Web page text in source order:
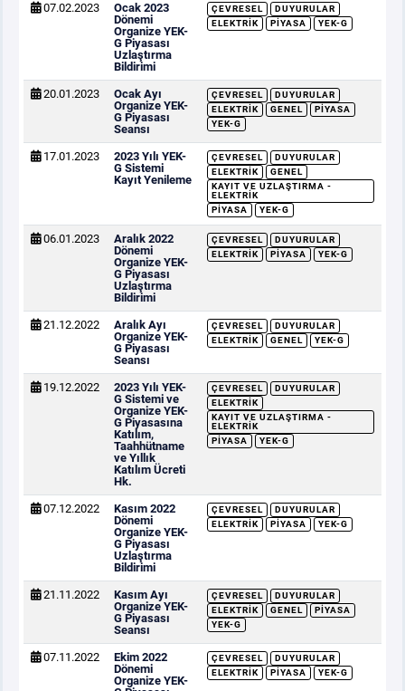
07.02.2023
Ocak 2023
Dönemi
Organize YEK-
G Piyasası
Uzlaştırma
Bildirimi
ÇEVRESEL
DUYURULAR
ELEKTRIK
PIYASA YEK-G
20.01.2023
Ocak Ayı
Organize YEK-
G Piyasası
Seansı
ÇEVRESEL
DUYURULAR
ELEKTRIK
GENEL
PIYASA
YEK-G
17.01.2023
2023 Yılı YEK-
G Sistemi
Kayıt Yenileme
ÇEVRESEL
DUYURULAR
ELEKTRIK
GENEL
KAYIT VE UZLAŞTIRMA -
ELEKTRIK
PIYASA
YEK-G
06.01.2023
Aralık 2022
Dönemi
Organize YEK-
G Piyasası
Uzlaştırma
Bildirimi
ÇEVRESEL
DUYURULAR
ELEKTRIK
PIYASA YEK-G
21.12.2022
Aralık Ayı
Organize YEK-
G Piyasası
Seansı
ÇEVRESEL
DUYURULAR
ELEKTRIK
GENEL YEK-G
19.12.2022
2023 Yılı YEK-
G Sistemi ve
Organize YEK-
G Piyasasına
Katılım,
Taahhütname
ve Yıllık
Katılım Ücreti
Hk.
ÇEVRESEL
DUYURULAR
ELEKTRIK
KAYIT VE UZLAŞTIRMA -
ELEKTRIK
PIYASA
YEK-G
07.12.2022
Kasım 2022
Dönemi
Organize YEK-
G Piyasası
Uzlaştırma
Bildirimi
ÇEVRESEL
DUYURULAR
ELEKTRIK
PIYASA YEK-G
21.11.2022
Kasım Ayı
Organize YEK-
G Piyasası
Seansı
ÇEVRESEL
DUYURULAR
ELEKTRIK
GENEL
PIYASA
YEK-G
07.11.2022
Ekim 2022
Dönemi
Organize YEK-
ÇEVRESEL
DUYURULAR
ELEKTRIK
PIYASA YEK-G